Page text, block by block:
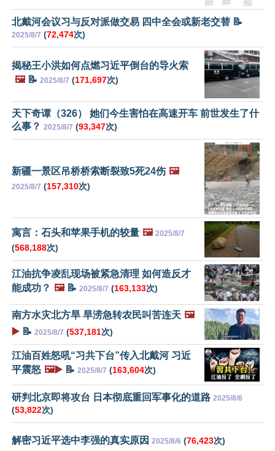
北戴河会议习与反对派做交易 四中全会或新老交替 📝
2025/8/7 (72,474次)
揭秘王小洪如何点燃习近平倒台的导火索
🖼️📝 2025/8/7 (171,697次)
天下奇谭（326） 她们今生害怕在高速开车 前世发生了什
么事？ 2025/8/7 (93,347次)
新疆一景区吊桥桥索断裂致5死24伤 🖼️
2025/8/7 (157,310次)
寓言：石头和苹果手机的较量 🖼️ 2025/8/7
(568,188次)
江油抗争凌乱现场被紧急清理 如何造反才
能成功？ 🖼️📝 2025/8/7 (163,133次)
南方水灾北方旱 旱涝急转农民叫苦连天 🖼️
▶️ 📝 2025/8/7 (537,181次)
江油百姓怒吼“习共下台”传入北戴河 习近
平震怒 🖼️▶️ 📝 2025/8/7 (163,604次)
研判北京即将攻台 日本彻底重回军事化的道路 2025/8/6
(53,822次)
解密习近平选中李强的真实原因 2025/8/6 (76,423次)